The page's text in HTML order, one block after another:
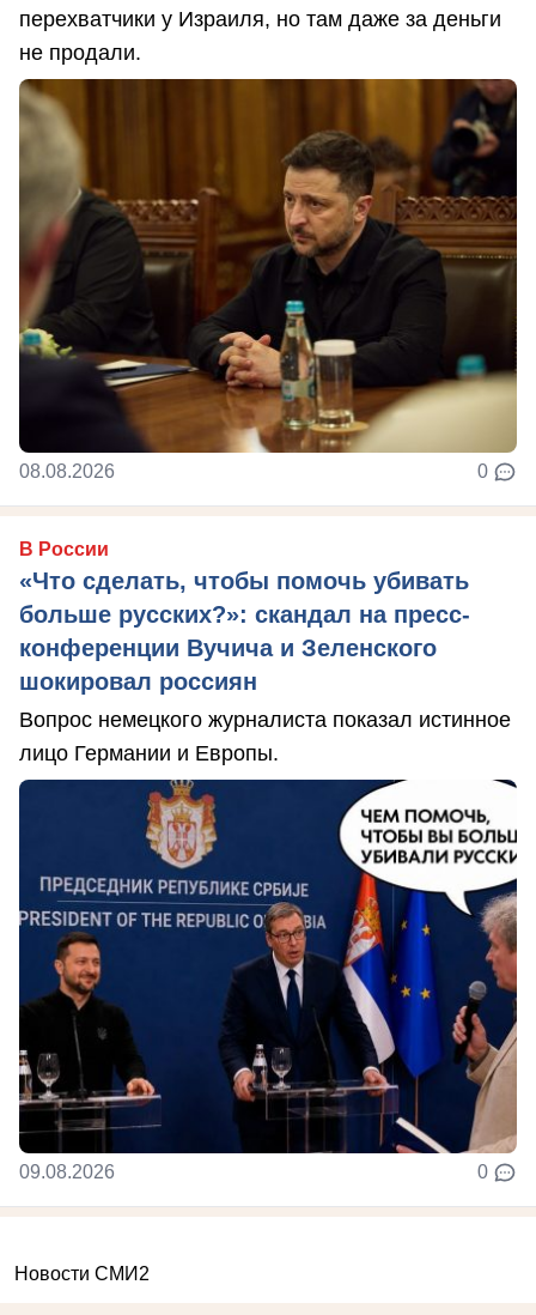
перехватчики у Израиля, но там даже за деньги
не продали.
08.08.2026 0
В России
«Что сделать, чтобы помочь убивать
больше русских?»: скандал на пресс-
конференции Вучича и Зеленского
шокировал россиян
Вопрос немецкого журналиста показал истинное
лицо Германии и Европы.
09.08.2026 0
Новости СМИ2